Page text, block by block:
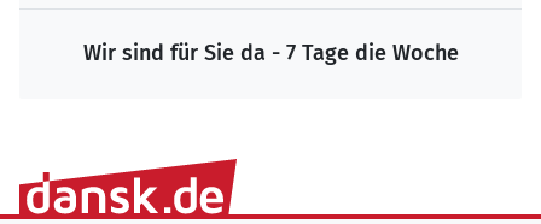
Wir sind für Sie da - 7 Tage die Woche